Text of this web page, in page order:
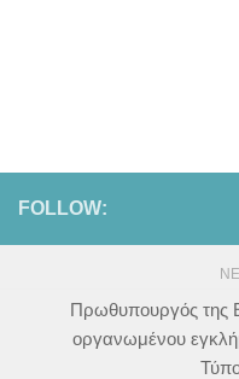
FOLLOW:
Πρωθυπουργός της
οργανωμένου